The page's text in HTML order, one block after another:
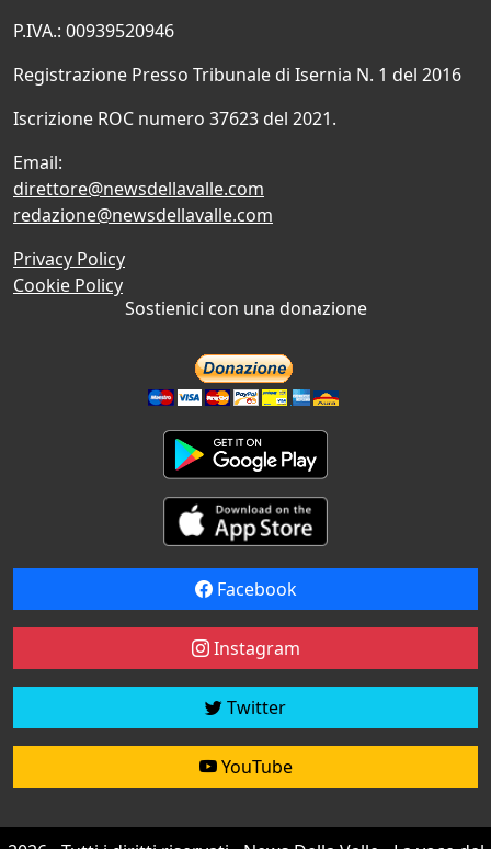
P.IVA.: 00939520946
Registrazione Presso Tribunale di Isernia N. 1 del 2016
Iscrizione ROC numero 37623 del 2021.
Email:
direttore@newsdellavalle.com
redazione@newsdellavalle.com
Privacy Policy
Cookie Policy
Sostienici con una donazione
Facebook
Instagram
Twitter
YouTube